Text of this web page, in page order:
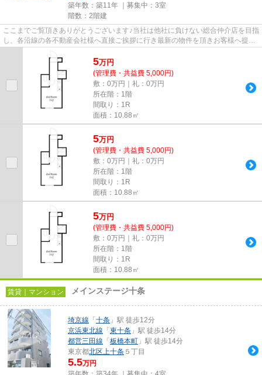
築年数：築11年 ｜募集中： 3室
階数：2階建
ここまでご覧頂きありがとうございます♪当社は他社に負けない総合仲介店を目指
し、各沿線の各不動産会社様へ直接ご挨拶に行き最新の物件を頂きお客様へ提供
5万円
(管理費・共益費 5,000円)
敷：0万円｜礼：0万円
所在階：1階
間取り：1R
面積：10.88㎡
5万円
(管理費・共益費 5,000円)
敷：0万円｜礼：0万円
所在階：1階
間取り：1R
面積：10.88㎡
5万円
(管理費・共益費 5,000円)
敷：0万円｜礼：0万円
所在階：1階
間取り：1R
面積：10.88㎡
賃貸｜マンション メインステージ十条
埼京線 「 十条 」駅 徒歩12分
京浜東北線 「 東十条 」駅 徒歩14分
都営三田線 「 板橋本町 」駅 徒歩14分
東京都北区上十条 ５丁目
5.5万円